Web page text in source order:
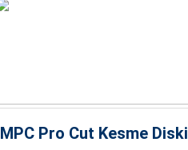
MPC Pro Cut Kesme Diski